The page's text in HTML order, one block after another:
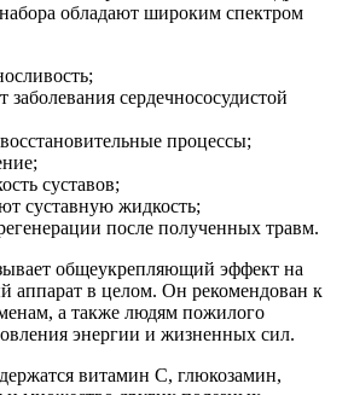
обладают широким спектром
сердечнососудистой
процессы;
суставов;
суставную жидкость;
после полученных травм.
общеукрепляющий эффект на
аппарат в целом. Он рекомендован к
а также людям пожилого
энергии и жизненных сил.
витамин С, глюкозамин,